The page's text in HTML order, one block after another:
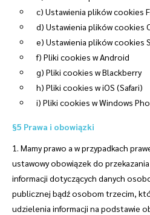
c) Ustawienia plików cookies
d) Ustawienia plików cookies
e) Ustawienia plików cookies
f) Pliki cookies w Android
g) Pliki cookies w Blackberry
h) Pliki cookies w iOS (Safari)
i) Pliki cookies w Windows
§5 Prawa i obowiązki
1. Mamy prawo a w przypadkach
ustawowy obowiązek do
informacji dotyczących danych
publicznej bądź osobom trzecim,
udzielenia informacji na podstawie